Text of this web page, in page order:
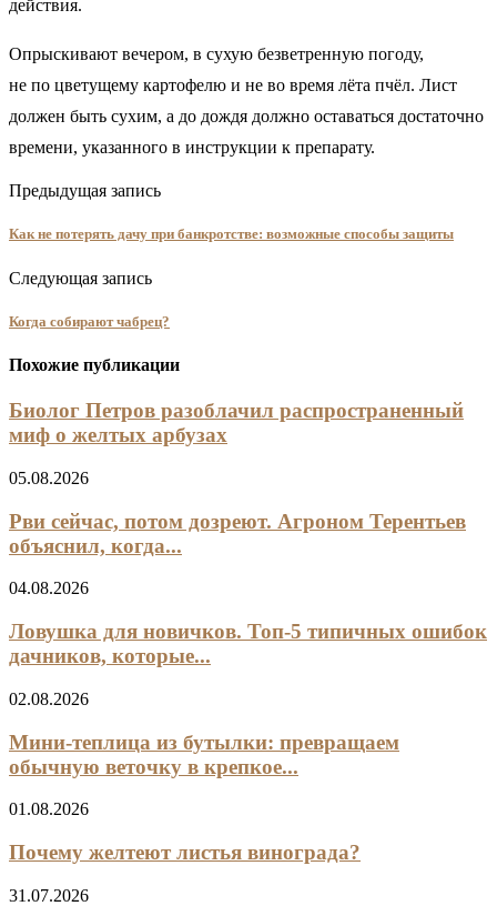
действия.
Опрыскивают вечером, в сухую безветренную погоду,
не по цветущему картофелю и не во время лёта пчёл. Лист
должен быть сухим, а до дождя должно оставаться достаточно
времени, указанного в инструкции к препарату.
Предыдущая запись
Как не потерять дачу при банкротстве: возможные способы защиты
Следующая запись
Когда собирают чабрец?
Похожие публикации
Биолог Петров разоблачил распространенный
миф о желтых арбузах
05.08.2026
Рви сейчас, потом дозреют. Агроном Терентьев
объяснил, когда...
04.08.2026
Ловушка для новичков. Топ-5 типичных ошибок
дачников, которые...
02.08.2026
Мини‑теплица из бутылки: превращаем
обычную веточку в крепкое...
01.08.2026
Почему желтеют листья винограда?
31.07.2026